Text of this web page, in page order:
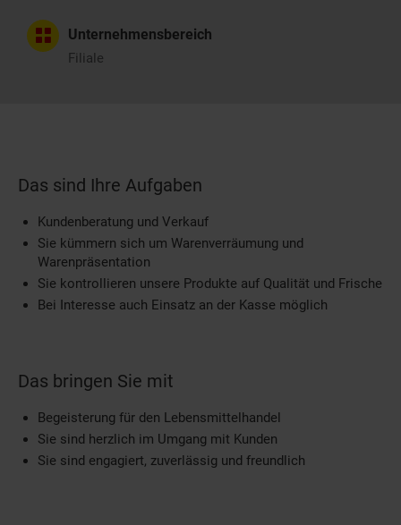
Unternehmensbereich
Filiale
Das sind Ihre Aufgaben
Kundenberatung und Verkauf
Sie kümmern sich um Warenverräumung und
Warenpräsentation
Sie kontrollieren unsere Produkte auf Qualität und Frische
Bei Interesse auch Einsatz an der Kasse möglich
Das bringen Sie mit
Begeisterung für den Lebensmittelhandel
Sie sind herzlich im Umgang mit Kunden
Sie sind engagiert, zuverlässig und freundlich